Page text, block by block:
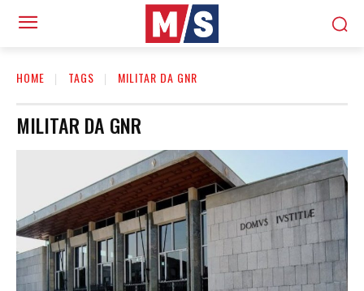
HOME TAGS MILITAR DA GNR
MILITAR DA GNR